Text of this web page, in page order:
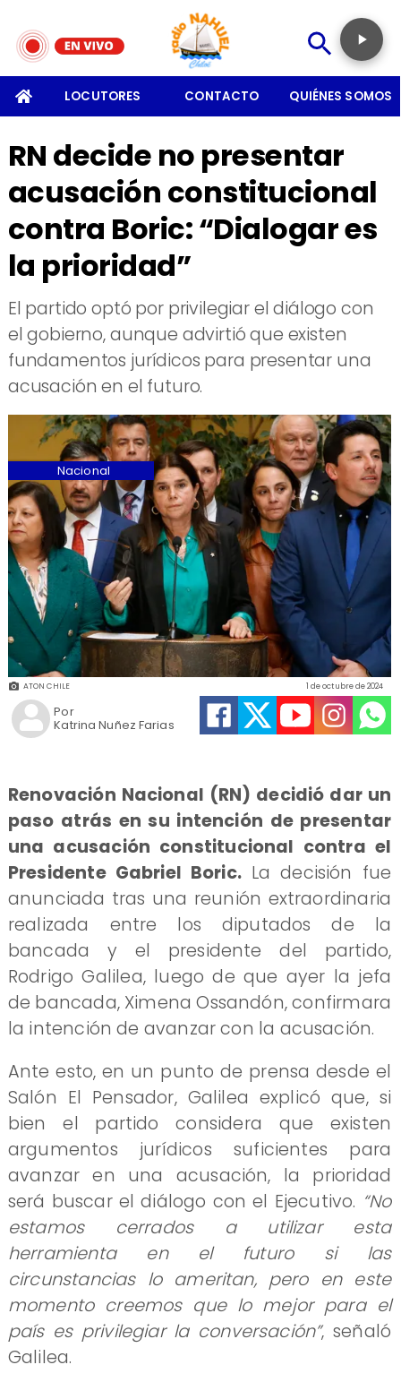
LOCUTORES CONTACTO QUIÉNES SOMOS
RN decide no presentar
acusación constitucional
contra Boric: “Dialogar es
la prioridad”
​El partido optó por privilegiar el diálogo con
el gobierno, aunque advirtió que existen
fundamentos jurídicos para presentar una
acusación en el futuro.
ATON CHILE
Katrina Nuñez Farias
1 de octubre de 2024
Nacional
Por
Renovación Nacional (RN) decidió dar un
paso atrás en su intención de presentar
una acusación constitucional contra el
Presidente Gabriel Boric.La decisión fue
anunciada tras una reunión extraordinaria
realizada entre los diputados de la
bancada y el presidente del partido,
Rodrigo Galilea, luego de que ayer la jefa
de bancada, Ximena Ossandón, confirmara
la intención de avanzar con la acusación.
Ante esto, en un punto de prensa desde el
Salón El Pensador, Galilea explicó que, si
bien el partido considera que existen
argumentos jurídicos suficientes para
avanzar en una acusación, la prioridad
será buscar el diálogo con el Ejecutivo. “No
estamos cerrados a utilizar esta
herramienta en el futuro si las
circunstancias lo ameritan, pero en este
momento creemos que lo mejor para el
país es privilegiar la conversación”, señaló
Galilea.